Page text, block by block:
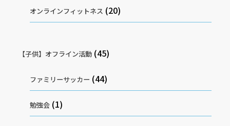
オンラインフィットネス (20)
【子供】オフライン活動(45)
ファミリーサッカー (44)
勉強会 (1)